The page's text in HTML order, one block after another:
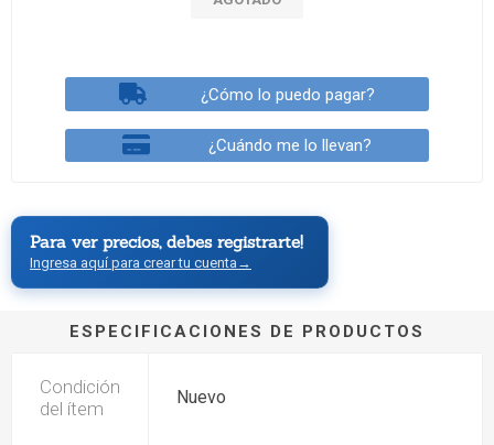
¿Cómo lo puedo pagar?
¿Cuándo me lo llevan?
Para ver precios, debes registrarte!
Ingresa aquí para crear tu cuenta →
ESPECIFICACIONES DE PRODUCTOS
Condición
del ítem
Nuevo